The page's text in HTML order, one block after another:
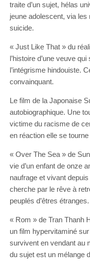
traite d’un sujet, hélas
jeune adolescent, via
suicide.
« Just Like That » du
l’histoire d’une veuve
l’intégrisme hindouiste.
convainquant.
Le film de la Japonaise
autobiographique. Une
victime du racisme de
en réaction elle se
« Over The Sea » de
vie d’un enfant de onze
naufrage et vivant
cherche par le rêve à
peuplés d’êtres étranges.
« Rom » de Tran Thanh
un film hypervitaminé
survivent en vendant au
du sujet est un mélange